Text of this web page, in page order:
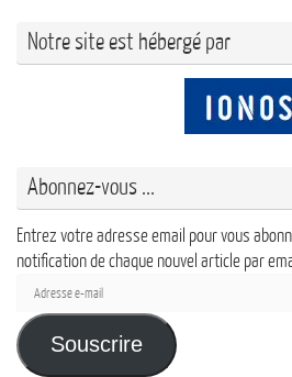
Notre site est hébergé par
Abonnez-vous ...
Entrez votre adresse email pour vous
notification de chaque nouvel article par
Adresse
mail
Souscrire